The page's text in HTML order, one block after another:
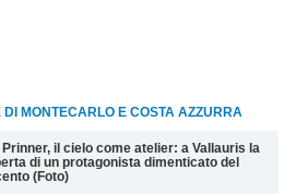
DI MONTECARLO E COSTA AZZURRA
il cielo come atelier: a Vallauris la
di un protagonista dimenticato del
(Foto)